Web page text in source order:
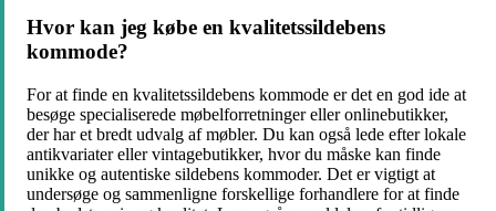
Hvor kan jeg købe en kvalitetssildebens
kommode?
For at finde en kvalitetssildebens kommode er det en god ide at
besøge specialiserede møbelforretninger eller onlinebutikker,
der har et bredt udvalg af møbler. Du kan også lede efter lokale
antikvariater eller vintagebutikker, hvor du måske kan finde
unikke og autentiske sildebens kommoder. Det er vigtigt at
undersøge og sammenligne forskellige forhandlere for at finde